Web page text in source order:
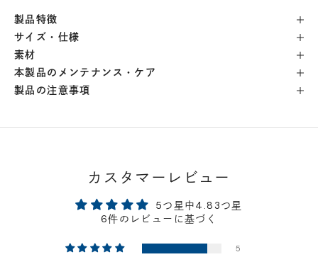
横浜店
軽井澤工房店 - 在庫 -△
製品特徴
サイズ・仕様
素材
本製品のメンテナンス・ケア
製品の注意事項
カスタマーレビュー
5つ星中4.83つ星
6件のレビューに基づく
5